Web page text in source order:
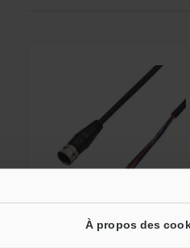
À propos des